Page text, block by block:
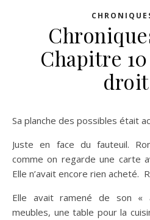
Chapitre
Sa planche des possibles était
Juste en face du fauteuil.
comme on regarde une carte
Elle n’avait encore rien acheté.
Elle avait ramené de son «
meubles, une table pour la